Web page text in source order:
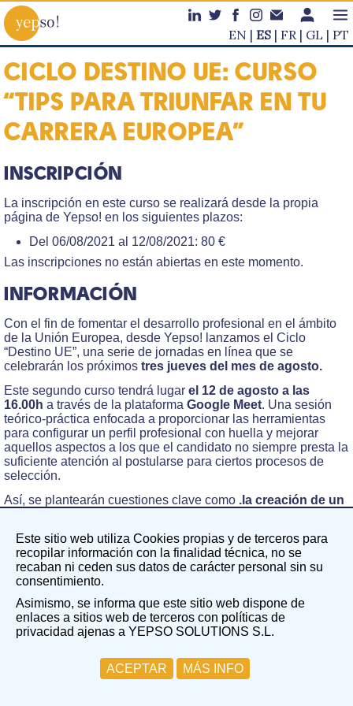
EN ES FR GL PT
CICLO DESTINO UE: CURSO
“TIPS PARA TRIUNFAR EN TU
CARRERA EUROPEA”
INSCRIPCIÓN
La inscripción en este curso se realizará desde la propia
página de Yepso! en los siguientes plazos:
Del 06/08/2021 al 12/08/2021: 80 €
Las inscripciones no están abiertas en este momento.
INFORMACIÓN
Con el fin de fomentar el desarrollo profesional en el ámbito
de la Unión Europea, desde Yepso! lanzamos el Ciclo
“Destino UE”, una serie de jornadas en línea que se
celebrarán los próximos tres jueves del mes de agosto.
Este segundo curso tendrá lugar el 12 de agosto a las
16.00h a través de la plataforma Google Meet. Una sesión
teórico-práctica enfocada a proporcionar las herramientas
para configurar un perfil profesional con huella y mejorar
aquellos aspectos a los que el candidato no siempre presta la
suficiente atención al postularse para ciertos procesos de
selección.
Así, se plantearán cuestiones clave como .la creación de un
skills como la resiliencia y el liderazgo en el ámbito laboral,
entre otros asuntos.
En la segunda mitad del curso contaremos con
de pitching y comunicación oral
, donde resaltaremos la
importancia de construir una narrativa propia coherente y con
gancho que se adapte a las expectativas e intereses del
interlocutor, especialmente a la hora de afrontar una
Los participantes previamente inscritos con un código de
Este sitio web utiliza Cookies propias y de terceros para
recopilar información con la finalidad técnica, no se
recaban ni ceden sus datos de carácter personal sin su
consentimiento.
Asimismo, se informa que este sitio web dispone de
enlaces a sitios web de terceros con políticas de
privacidad ajenas a YEPSO SOLUTIONS S.L.
ACEPTAR MÁS INFO